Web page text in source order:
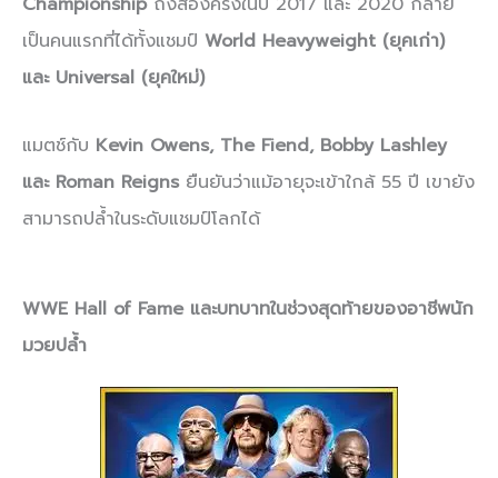
เป็นคนแรกที่ได้ทั้งแชมป์ World Heavyweight (ยุคเก่า)
และ Universal (ยุคใหม่)
แมตช์กับ Kevin Owens, The Fiend, Bobby Lashley
และ Roman Reignsยืนยันว่าแม้อายุจะเข้าใกล้ 55 ปี เขายัง
สามารถปล้ำในระดับแชมป์โลกได้
WWE Hall of Fame และบทบาทในช่วงสุดท้ายของอาชีพนัก
มวยปล้ำ